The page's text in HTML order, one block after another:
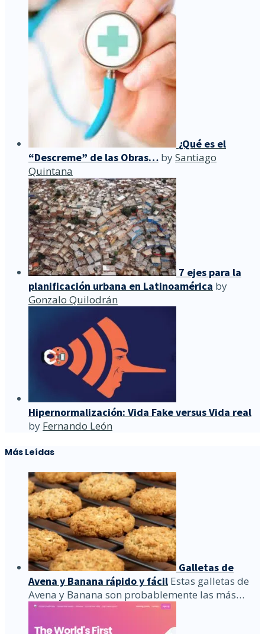
¿Qué es el
“Descreme” de las Obras… bySantiago
Quintana
7 ejes para la
planificación urbana en Latinoamérica by
Gonzalo Quilodrán
Hipernormalización: Vida Fake versus Vida real
by Fernando León
Más Leídas
Galletas de
Avena y Banana rápido y fácil Estas galletas de
Avena y Banana son probablemente las más…